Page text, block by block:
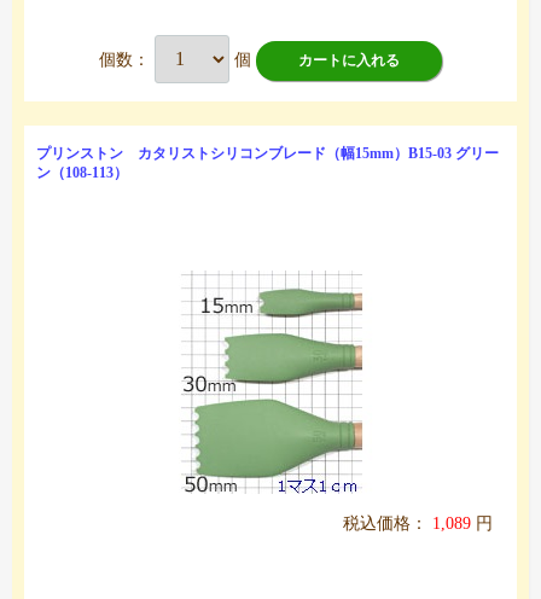
個数： 個 カートに入れる
プリンストン カタリストシリコンブレード（幅15mm）B15-03 グリー
ン（108-113）
税込価格： 1,089 円